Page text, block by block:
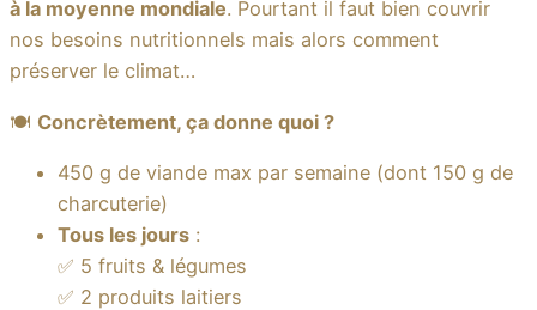
à la moyenne mondiale. Pourtant il faut bien couvrir
nos besoins nutritionnels mais alors comment
préserver le climat…
🍽️ Concrètement, ça donne quoi ?
450 g de viande max par semaine (dont 150 g de
charcuterie)
Tous les jours :
✅ 5 fruits & légumes
✅ 2 produits laitiers